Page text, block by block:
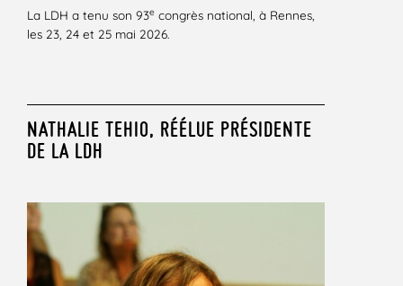
La LDH a tenu son 93e congrès national, à Rennes,
les 23, 24 et 25 mai 2026.
NATHALIE TEHIO, RÉÉLUE PRÉSIDENTE
DE LA LDH